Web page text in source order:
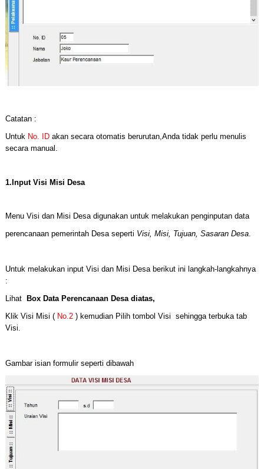
Catatan :
Untuk No. IDakan secara otomatis berurutan,Anda tidak perlu menulis
secara manual.
1.Input Visi Misi Desa
Menu Visi dan Misi Desa digunakan untuk melakukan penginputan data
perencanaan pemerintah Desa seperti Visi, Misi, Tujuan, Sasaran Desa.
Untuk melakukan input Visi dan Misi Desa berikut ini langkah-langkahnya
:
Lihat Box Data Perencanaan Desa diatas,
Klik Visi Misi ( No.2) kemudian Pilih tombol Visi sehingga terbuka tab
Visi.
Gambar isian formulir seperti dibawah